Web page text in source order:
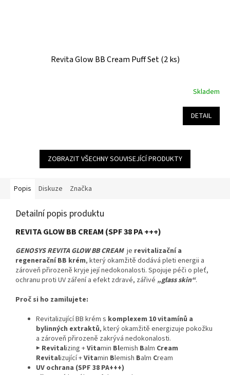
Revita Glow BB Cream Puff Set (2 ks)
Skladem
DETAIL
ZOBRAZIT VŠECHNY SOUVISEJÍCÍ PRODUKTY
Popis Diskuze Značka
Detailní popis produktu
REVITA GLOW BB CREAM (SPF 38 PA +++)
GENOSYS REVITA GLOW BB CREAMje revitalizační a
regenerační BB krém, který okamžitě dodává pleti energii a
zároveň přirozeně kryje její nedokonalosti. Spojuje péči o pleť,
ochranu proti UV záření a efekt zdravé, zářivé „glass skin“.
Proč si ho zamilujete:
Revitalizující BB krém s komplexem 10 vitamínů a
bylinných extraktů, který okamžitě energizuje pokožku
a zároveň přirozeně zakrývá nedokonalosti.
▶ Revitalizing +Vitamin Blemish Balm Cream
Revitalizující +Vitamin Blemish Balm Cream
UV ochrana (SPF 38 PA+++)